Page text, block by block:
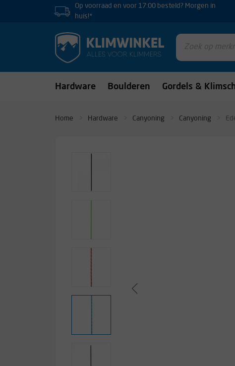
Op voorraad en voor 17:00 besteld? Morgen in
huis!*
Hardware Boulderen Gordels &
Home Hardware Canyoning Canyoning